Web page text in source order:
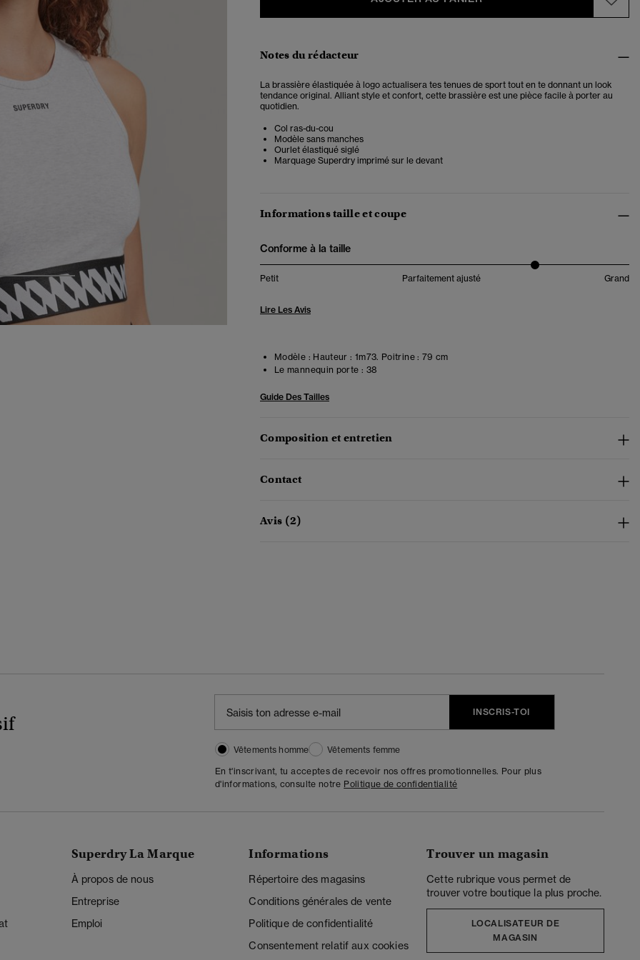
4 5
Notes du rédacteur
La brassière élastiquée à logo actualisera tes tenues de sport tout en te donnant un look
tendance original. Alliant style et confort, cette brassière est une pièce facile à porter au
quotidien.
Col ras-du-cou
Modèle sans manches
Ourlet élastiqué siglé
Marquage Superdry imprimé sur le devant
Informations taille et coupe
Conforme à la taille
Petit Parfaitement ajusté Grand
Lire Les Avis
Modèle : Hauteur : 1m73. Poitrine : 79 cm
Le mannequin porte : 38
Guide Des Tailles
Composition et entretien
Contact
Avis (2)
INSCRIS-TOI
Vêtements homme
Vêtements femme
En t'inscrivant, tu acceptes de recevoir nos offres promotionnelles. Pour plus
d'informations, consulte notre Politique de confidentialité
Superdry La Marque
À propos de nous
Entreprise
Emploi
Informations
Répertoire des magasins
Conditions générales de vente
Politique de confidentialité
Consentement relatif aux cookies
Trouver un magasin
Cette rubrique vous permet de
trouver votre boutique la plus proche.
LOCALISATEUR DE
MAGASIN